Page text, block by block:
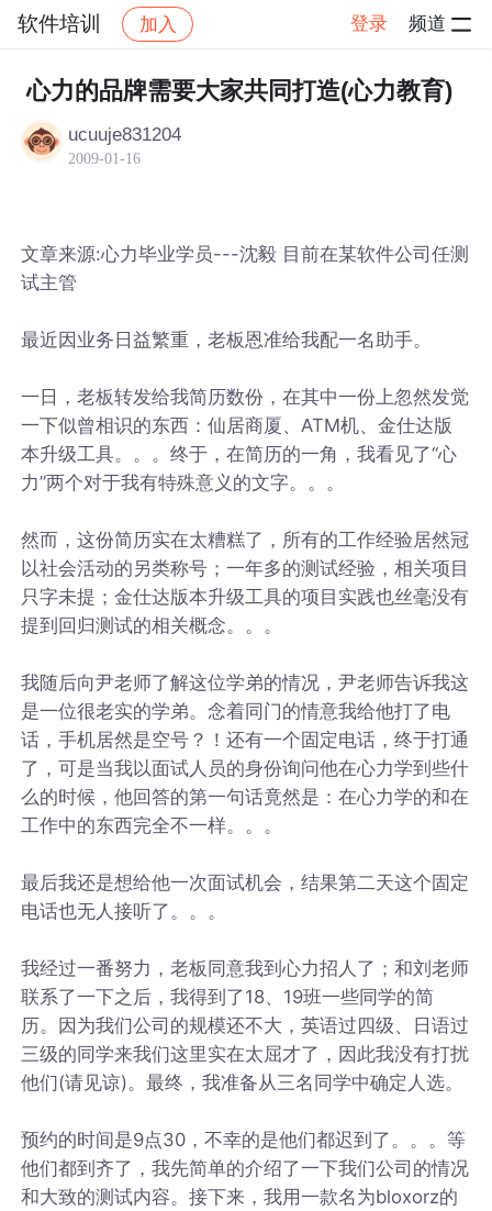
软件培训 加入 登录 频道
社区 软件培训 帖子详情
心力的品牌需要大家共同打造(心力教育)
ucuuje831204
2009-01-16
文章来源:心力毕业学员---沈毅 目前在某软件公司任测
试主管
最近因业务日益繁重，老板恩准给我配一名助手。
一日，老板转发给我简历数份，在其中一份上忽然发觉
一下似曾相识的东西：仙居商厦、ATM机、金仕达版
本升级工具。。。终于，在简历的一角，我看见了“心
力”两个对于我有特殊意义的文字。。。
然而，这份简历实在太糟糕了，所有的工作经验居然冠
以社会活动的另类称号；一年多的测试经验，相关项目
只字未提；金仕达版本升级工具的项目实践也丝毫没有
提到回归测试的相关概念。。。
我随后向尹老师了解这位学弟的情况，尹老师告诉我这
是一位很老实的学弟。念着同门的情意我给他打了电
话，手机居然是空号？！还有一个固定电话，终于打通
了，可是当我以面试人员的身份询问他在心力学到些什
么的时候，他回答的第一句话竟然是：在心力学的和在
工作中的东西完全不一样。。。
最后我还是想给他一次面试机会，结果第二天这个固定
电话也无人接听了。。。
我经过一番努力，老板同意我到心力招人了；和刘老师
联系了一下之后，我得到了18、19班一些同学的简
历。因为我们公司的规模还不大，英语过四级、日语过
三级的同学来我们这里实在太屈才了，因此我没有打扰
他们(请见谅)。最终，我准备从三名同学中确定人选。
预约的时间是9点30，不幸的是他们都迟到了。。。等
他们都到齐了，我先简单的介绍了一下我们公司的情况
和大致的测试内容。接下来，我用一款名为bloxorz的